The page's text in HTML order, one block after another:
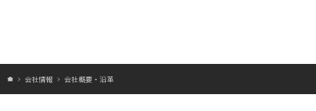
会社情報 会社概要・沿革